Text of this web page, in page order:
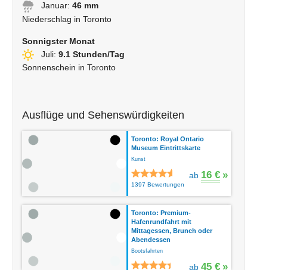
Januar: 46 mm
Niederschlag in Toronto
Sonnigster Monat
Juli: 9.1 Stunden/Tag
Sonnenschein in Toronto
Ausflüge und Sehenswürdigkeiten
Toronto: Royal Ontario
Museum Eintrittskarte
Kunst
1397 Bewertungen
ab 16 € »
Toronto: Premium-
Hafenrundfahrt mit
Mittagessen, Brunch oder
Abendessen
Bootsfahrten
ab 45 € »